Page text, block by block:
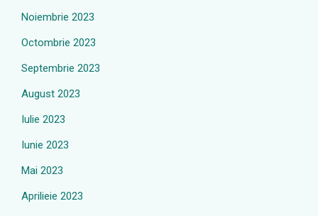
Noiembrie 2023
Octombrie 2023
Septembrie 2023
August 2023
Iulie 2023
Iunie 2023
Mai 2023
Aprilieie 2023